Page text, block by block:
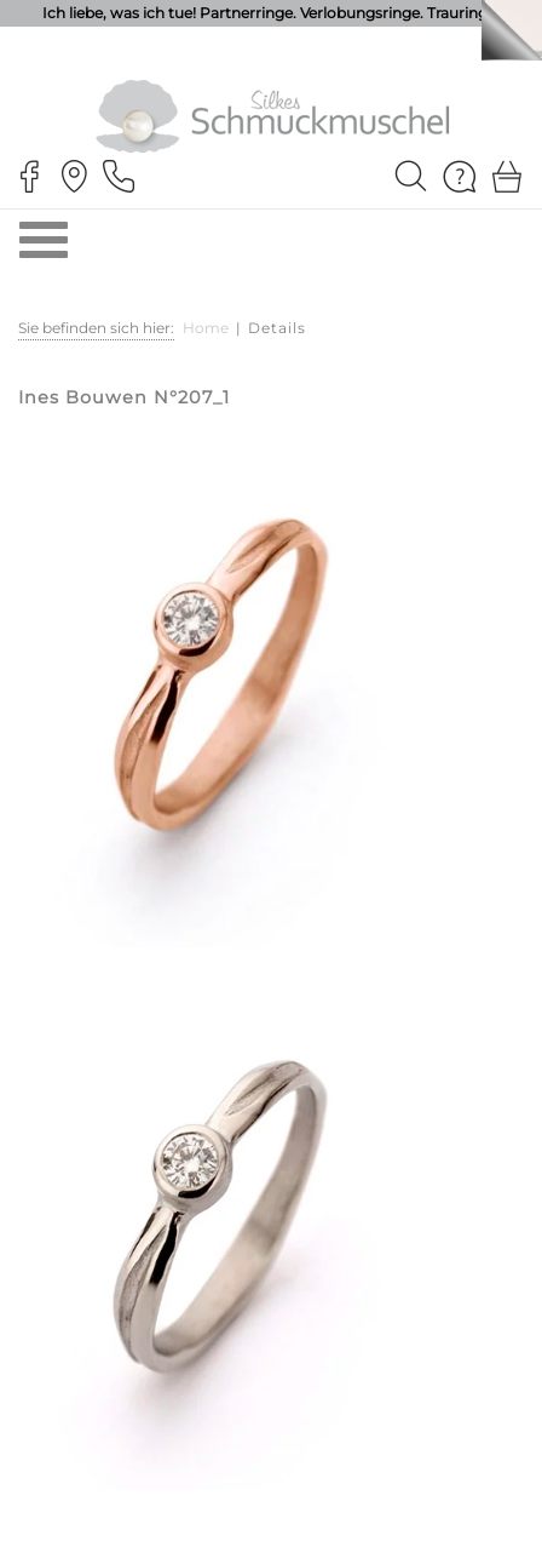
Ich liebe, was ich tue! Partnerringe. Verlobungsringe. Trauringe.
Sie befinden sich hier: Home | Details
Ines Bouwen N°207_1